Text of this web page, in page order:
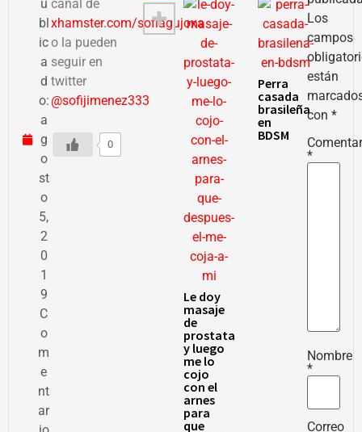
u
bl
ic
a
d
o:
a
g
o
st
o
5,
2
0
1
9
C
o
m
e
nt
ar
canal de
xhamster.com/sofiagujoxa
o la pueden
seguir en
twitter
@sofijimenez333
0
Le doy
masaje
de
prostata
y luego
me lo
cojo
con el
arnes
para
que
Perra
casada
brasileña
en
BDSM
Los
campos
están
con*
*
Nombre
*
Correo